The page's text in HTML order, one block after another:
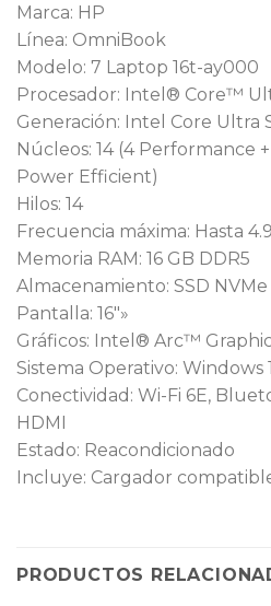
Marca: HP
Línea: OmniBook
Modelo: 7 Laptop 16t-ay000
Procesador: Intel® Core™
Generación: Intel Core Ultra
Núcleos: 14 (4 Performance
Power Efficient)
Hilos: 14
Frecuencia máxima: Hasta
Memoria RAM: 16 GB DDR5
Almacenamiento: SSD NVMe
Pantalla: 16″»
Gráficos: Intel® Arc™
Sistema Operativo: Windows
Conectividad: Wi-Fi 6E,
HDMI
Estado: Reacondicionado
Incluye: Cargador
PRODUCTOS